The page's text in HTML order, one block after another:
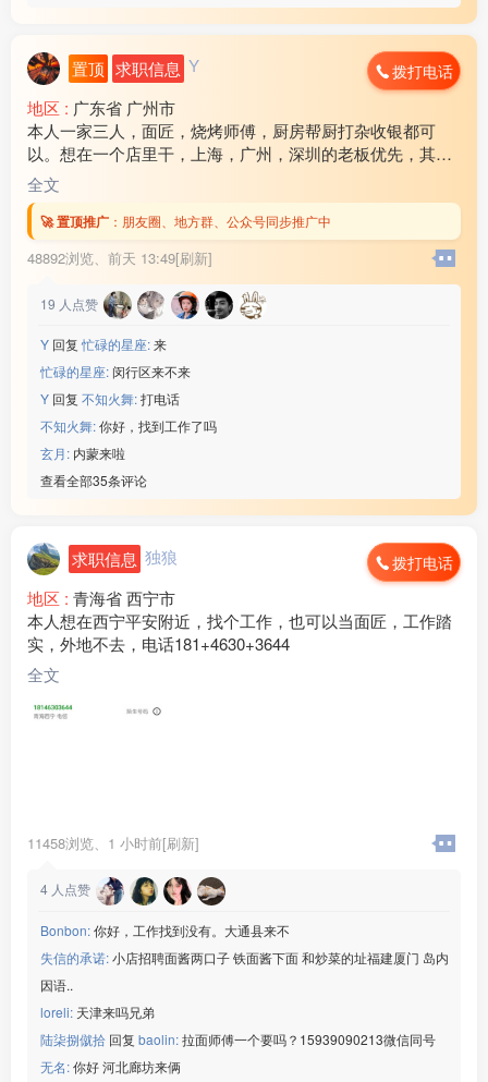
置顶 求职信息 Y 拨打电话
地区 : 广东省 广州市
本人一家三人，面匠，烧烤师傅，厨房帮厨打杂收银都可
以。想在一个店里干，上海，广州，深圳的老板优先，其他
地方也可以考虑！ 工资各方面问题可以电话商量，谈好后随
时可以出发！联系电话17***18
全文
🚀 置顶推广 ： 朋友圈、地方群、公众号同步推广中
48892浏览、 前天 13:49[刷新]
19 人点赞
Y 回复忙碌的星座:来
忙碌的星座: 闵行区来不来
Y 回复 不知火舞:打电话
不知火舞:你好，找到工作了吗
玄月: 内蒙来啦
查看全部35条评论
求职信息 独狼 拨打电话
地区 : 青海省 西宁市
本人想在西宁平安附近，找个工作，也可以当面匠，工作踏
实，外地不去，电话181+4630+3644
全文
11458浏览、 1 小时前[刷新]
4 人点赞
Bonbon:你好，工作找到没有。大通县来不
失信的承诺:小店招聘面酱两口子 铁面酱下面 和炒菜的址福建厦门 岛内
因语..
loreli: 天津来吗兄弟
陆柒捌僦拾 回复 baolin:拉面师傅一个要吗？15939090213微信同号
无名:你好 河北廊坊来俩